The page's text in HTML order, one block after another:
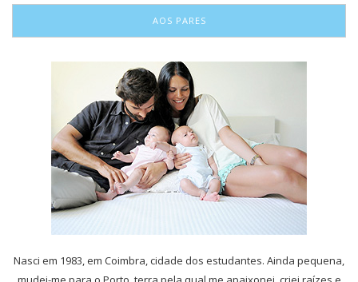
AOS PARES
Nasci em 1983, em Coimbra, cidade dos estudantes. Ainda pequena,